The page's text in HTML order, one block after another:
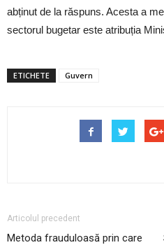
abținut de la răspuns. Acesta a
sectorul bugetar este atribuția
ETICHETE Guvern
Articolul precedent
Metoda frauduloasă prin care